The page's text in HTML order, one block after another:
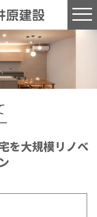
を大規模リノベ